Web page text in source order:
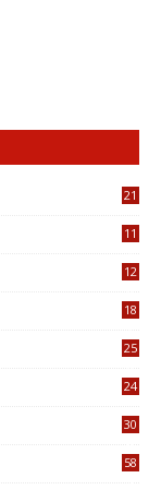
21
11
12
18
25
24
30
58